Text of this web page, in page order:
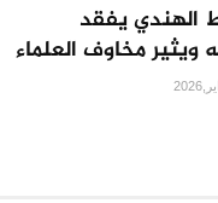
الهندي يفقد
ويثير مخاوف العلماء